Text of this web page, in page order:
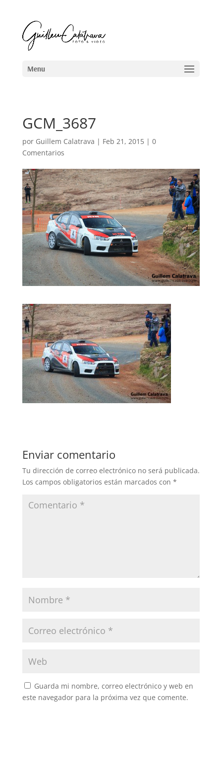
GCM_3687
por Guillem Calatrava | Feb 21, 2015| 0
Comentarios
Enviar comentario
Tu dirección de correo electrónico no será publicada.
Los campos obligatorios están marcados con *
Guarda mi nombre, correo electrónico y web en
este navegador para la próxima vez que comente.